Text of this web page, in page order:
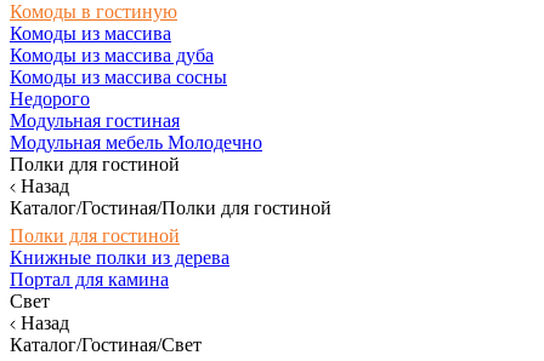
Комоды в гостиную
Комоды из массива
Комоды из массива дуба
Комоды из массива сосны
Недорого
Модульная гостиная
Модульная мебель Молодечно
Полки для гостиной
Назад
Каталог/Гостиная/Полки для гостиной
Полки для гостиной
Книжные полки из дерева
Портал для камина
Свет
Назад
Каталог/Гостиная/Свет